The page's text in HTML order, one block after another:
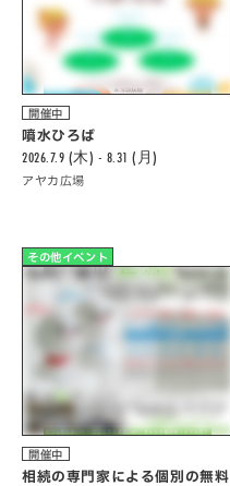
開催中
噴水ひろば
2026.7.9 (木) - 8.31 (月)
アヤカ広場
その他イベント
開催中
相続の専門家による個別の無料